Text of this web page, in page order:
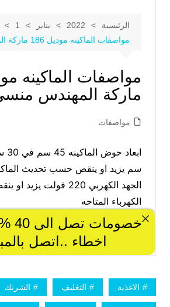
الاغذية التغليف الشرنك